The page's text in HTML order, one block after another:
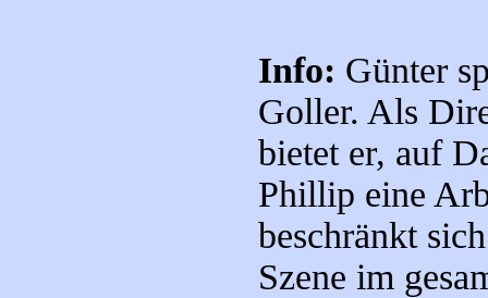
Info: Günter
Goller. Als
bietet er, auf
Phillip eine
beschränkt
Szene im